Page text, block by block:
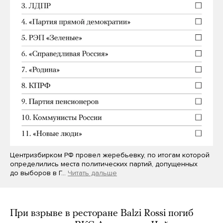
Центризбирком РФ провел жеребьевку, по итогам которой
определились места политических партий, допущенных
до выборов в Г… Читать дальше
При взрыве в ресторане Balzi Rossi погиб